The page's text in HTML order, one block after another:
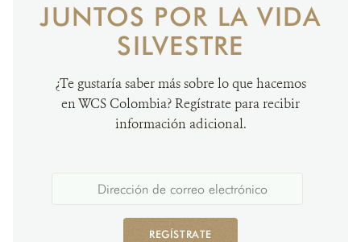
JUNTOS POR LA VIDA
SILVESTRE
¿Te gustaría saber más sobre lo que hacemos
en WCS Colombia? Regístrate para recibir
información adicional.
REGÍSTRATE